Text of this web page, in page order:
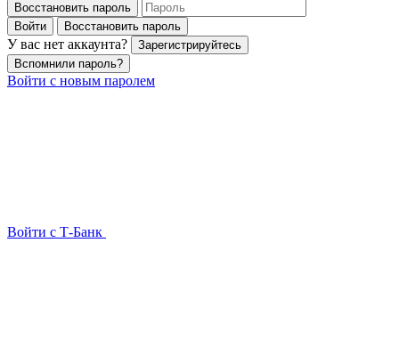
Восстановить пароль
Войти
Восстановить пароль
У вас нет аккаунта?
Зарегистрируйтесь
Вспомнили пароль?
Войти с новым паролем
Войти с Т-Банк